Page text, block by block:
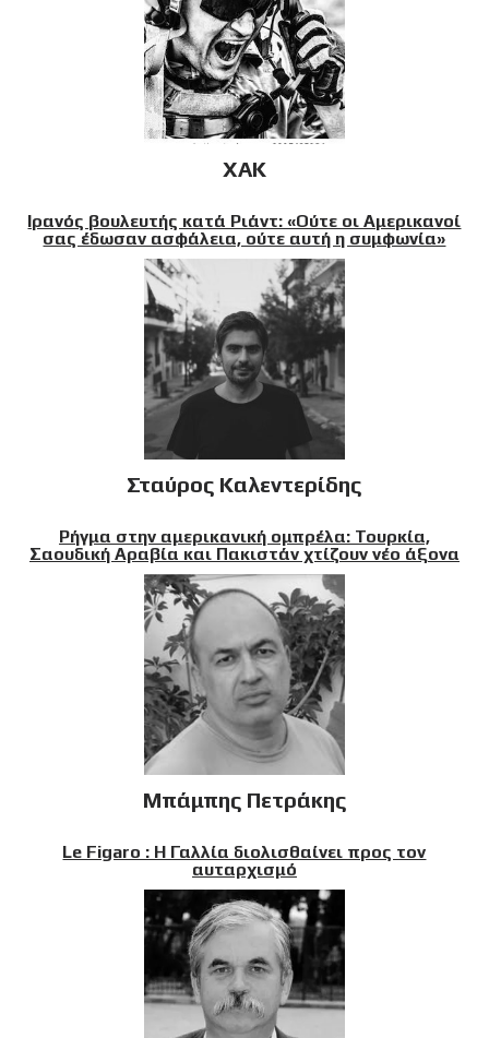
XAK
Ιρανός βουλευτής κατά Ριάντ: «Ούτε οι Αμερικανοί
σας έδωσαν ασφάλεια, ούτε αυτή η συμφωνία»
Σταύρος Καλεντερίδης
Ρήγμα στην αμερικανική ομπρέλα: Τουρκία,
Σαουδική Αραβία και Πακιστάν χτίζουν νέο άξονα
Μπάμπης Πετράκης
Le Figaro : Η Γαλλία διολισθαίνει προς τον
αυταρχισμό